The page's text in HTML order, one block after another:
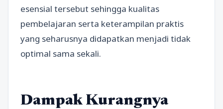
esensial tersebut sehingga kualitas
pembelajaran serta keterampilan praktis
yang seharusnya didapatkan menjadi tidak
optimal sama sekali.
Dampak Kurangnya